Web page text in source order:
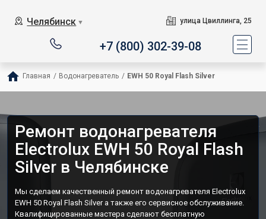
Челябинск ▼ улица Цвиллинга, 25
+7 (800) 302-39-08
Главная / Водонагреватель / EWH 50 Royal Flash Silver
Ремонт водонагревателя
Electrolux EWH 50 Royal Flash
Silver в Челябинске
Мы сделаем качественный ремонт водонагревателя Electrolux
EWH 50 Royal Flash Silver а также его сервисное обслуживание.
Квалифицированные мастера сделают бесплатную